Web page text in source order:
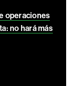
operaciones
no hará más